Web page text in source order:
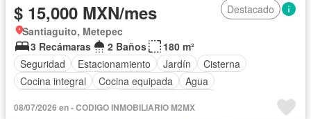
$ 15,000 MXN/mes
Destacado
Santiaguito, Metepec
3 Recámaras
2 Baños
180 m²
Seguridad
Estacionamiento Jardín
Cisterna
Cocina integral
Cocina equipada
Agua
Caseta de vigilancia
Permite mascotas
08/07/2026 en - CODIGO INMOBILIARIO M2MX